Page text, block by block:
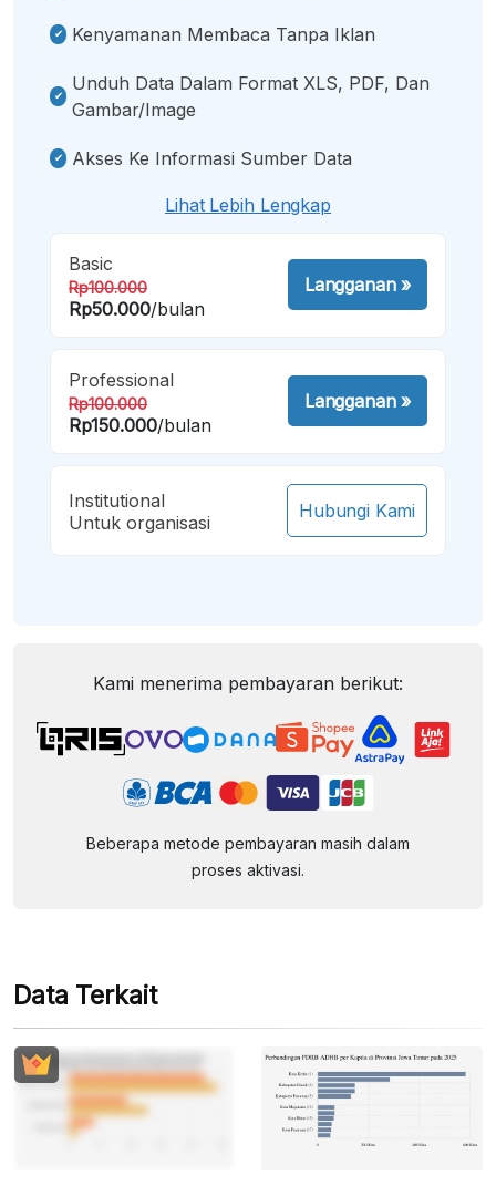
Kenyamanan Membaca Tanpa Iklan
Unduh Data Dalam Format XLS, PDF, Dan
Gambar/image
Akses Ke Informasi Sumber Data
Lihat Lebih Lengkap
Basic
Rp100.000
Rp50.000/bulan
Langganan»
Professional
Rp100.000
Rp150.000/bulan
Langganan»
Institutional
Untuk organisasi
Hubungi Kami
Kami menerima pembayaran berikut:
Beberapa metode pembayaran masih dalam
proses aktivasi.
Data Terkait